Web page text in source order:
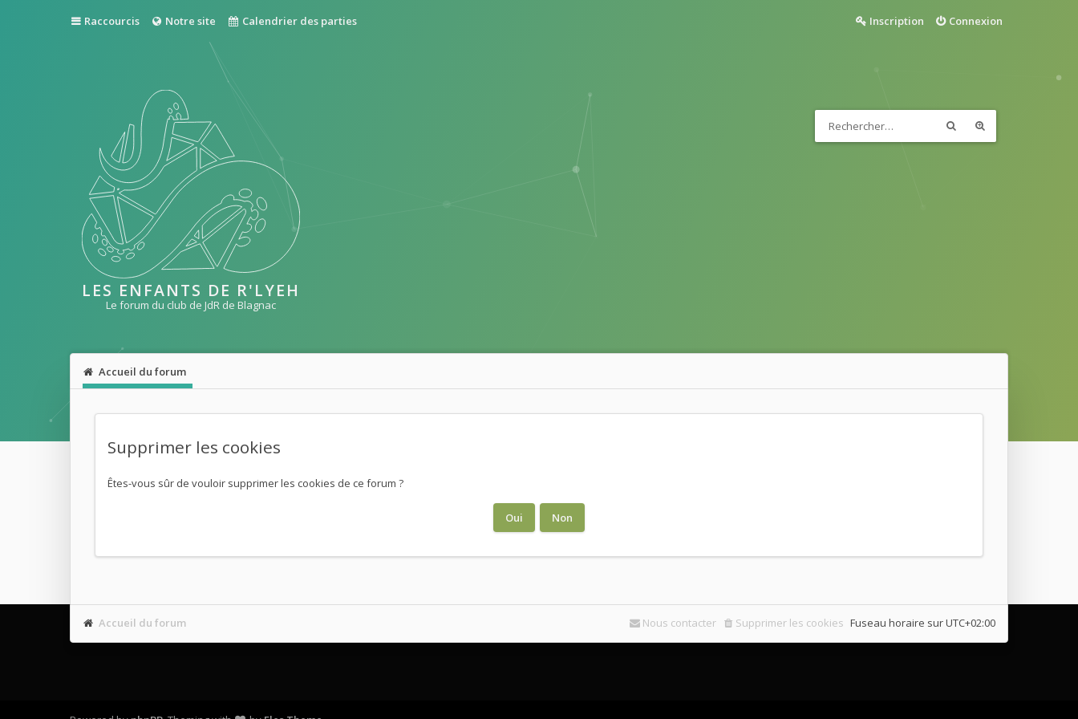
Raccourcis Notre site Calendrier des parties Connexion
Inscription
LES ENFANTS DE R'LYEH
Le forum du club de JdR de Blagnac
Accueil du forum
Supprimer les cookies
Êtes-vous sûr de vouloir supprimer les cookies de ce forum ?
Accueil du forum Fuseau horaire surUTC+02:00
Supprimer les cookies
Nous contacter